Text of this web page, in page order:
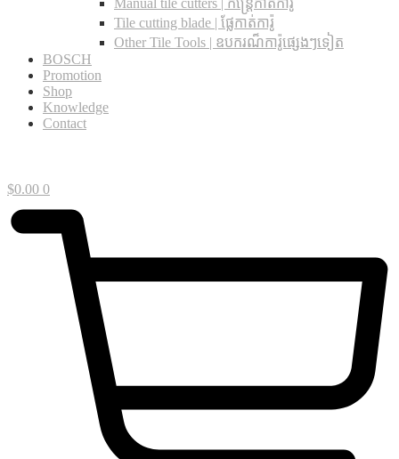
Manual tile cutters | កន្ត្រៃកាត់ការ៉ូ
Tile cutting blade | ផ្លែកាត់ការ៉ូ
Other Tile Tools | ឧបករណ៏ការ៉ូផ្សេងៗទៀត
BOSCH
Promotion
Shop
Knowledge
Contact
$0.00 0